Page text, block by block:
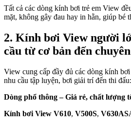
Tất cả các dòng kính bơi trẻ em View
mặt, không gây đau hay in hằn, giúp bé
2. Kính bơi View người
cầu từ cơ bản đến
View cung cấp đầy đủ các dòng kính
nhu cầu tập luyện, bơi giải trí đến thi đấu:
Dòng phổ thông – Giá rẻ, chất lượng
Kính bơi View V610, V500S,